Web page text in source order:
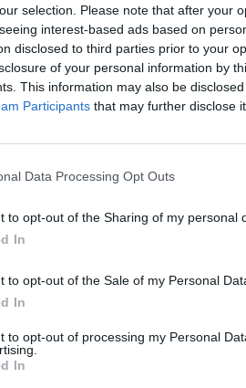
selection. Please note that after your
interest-based ads based on
disclosed to third parties prior to your
of your personal information by
This information may also be
Participants that may further disclose
Data Processing Opt Outs
to opt-out of the Sharing of my personal
In
to opt-out of the Sale of my Personal
In
to opt-out of processing my Personal
In
Anygram
E
G
G
E L A